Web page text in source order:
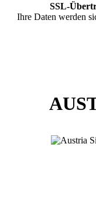
SSL-
Ihre Daten werden